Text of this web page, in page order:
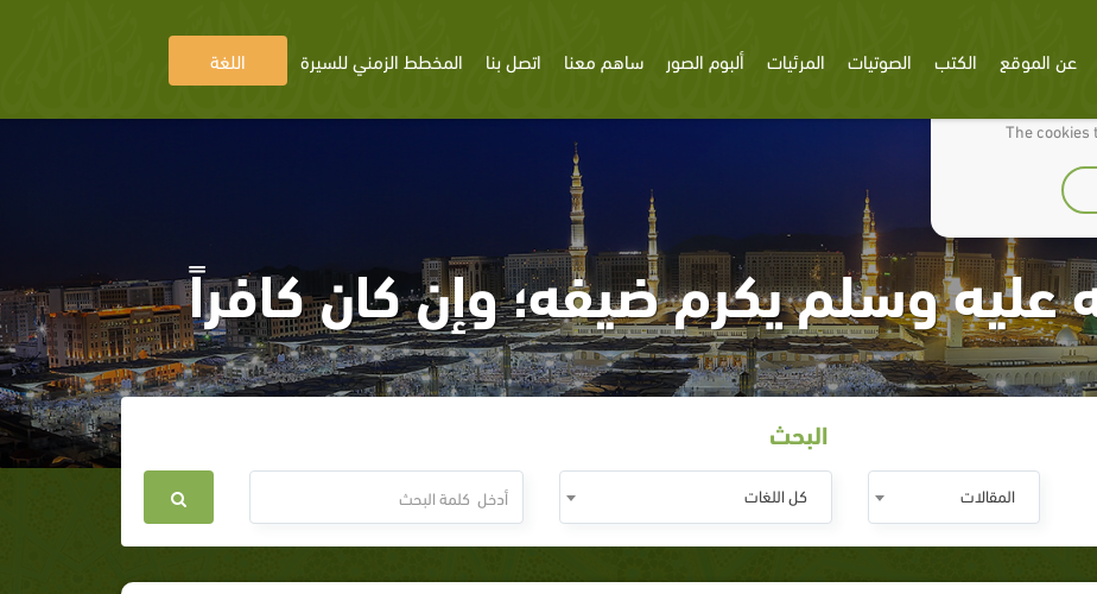
We use cookies
The cookies
عن الموقع الكتب الصوتيات المرئيات ألبوم الصور ساهم معنا اتصل بنا المخطط الزمني للسيرة اللغة
عليه وسلم يكرم ضيفه؛ وإن كان كافراً
البحث
المقالات كل اللغات